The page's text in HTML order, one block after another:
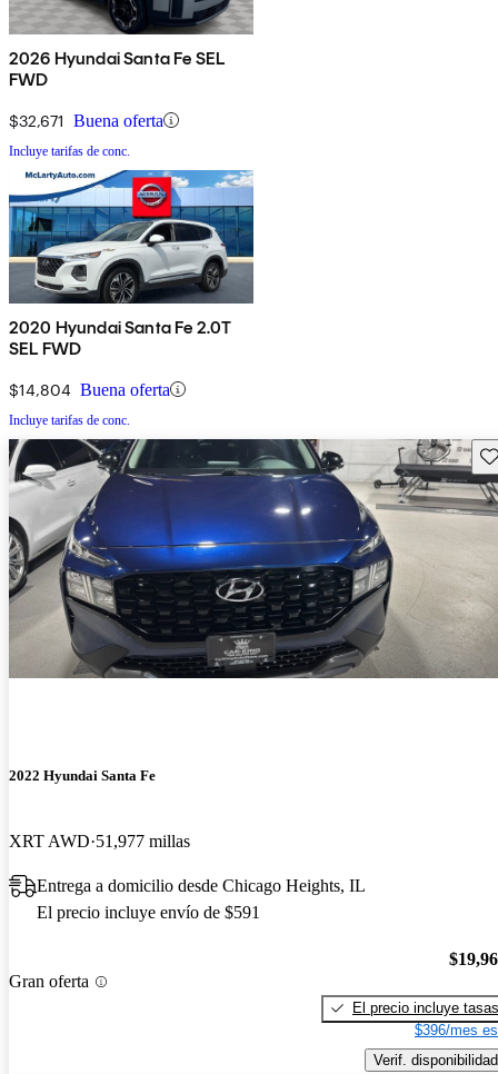
2026 Hyundai Santa Fe SEL
FWD
$32,671 Buena oferta
Incluye tarifas de conc.
2020 Hyundai Santa Fe 2.0T
SEL FWD
$14,804 Buena oferta
Incluye tarifas de conc.
2022 Hyundai Santa Fe
XRT AWD 51,977 millas
Entrega a domicilio desde Chicago Heights, IL
El precio incluye envío de $591
Gran oferta
El precio incluye tasas
$396/mes
Verif. disponibilidad